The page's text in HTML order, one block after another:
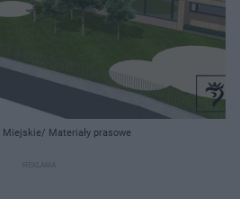
Materiały prasowe